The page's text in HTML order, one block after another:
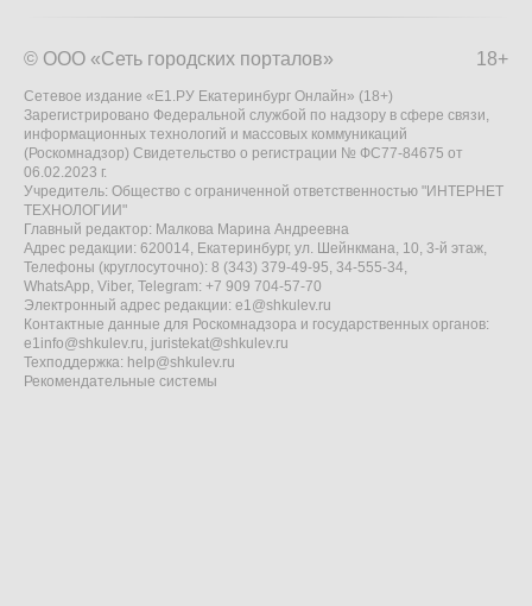
18+
© ООО «Сеть городских порталов»
Сетевое издание «Е1.РУ Екатеринбург Онлайн» (18+)
Зарегистрировано Федеральной службой по надзору в сфере связи,
информационных технологий и массовых коммуникаций
(Роскомнадзор) Свидетельство о регистрации № ФС77-84675 от
06.02.2023 г.
Учредитель: Общество с ограниченной ответственностью "ИНТЕРНЕТ
ТЕХНОЛОГИИ"
Главный редактор: Малкова Марина Андреевна
Адрес редакции: 620014, Екатеринбург, ул. Шейнкмана, 10, 3-й этаж,
Телефоны (круглосуточно): 8 (343) 379-49-95, 34-555-34,
WhatsApp, Viber, Telegram: +7 909 704-57-70
Электронный адрес редакции: e1@shkulev.ru
Контактные данные для Роскомнадзора и государственных органов:
e1info@shkulev.ru, juristekat@shkulev.ru
Техподдержка: help@shkulev.ru
Рекомендательные системы